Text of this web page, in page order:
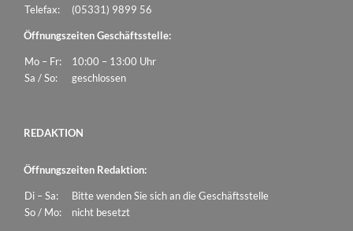
Telefax:
(05331) 9899 56
Öffnungszeiten Geschäftsstelle:
Mo – Fr:
10:00 – 13:00 Uhr
Sa / So:
geschlossen
REDAKTION
Öffnungszeiten Redaktion:
Di – Sa:
Bitte wenden Sie sich an die Geschäftsstelle
So / Mo:
nicht besetzt